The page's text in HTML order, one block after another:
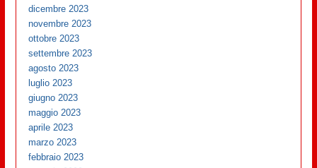
dicembre 2023
novembre 2023
ottobre 2023
settembre 2023
agosto 2023
luglio 2023
giugno 2023
maggio 2023
aprile 2023
marzo 2023
febbraio 2023